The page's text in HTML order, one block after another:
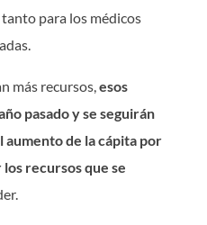
, tanto para los médicos
más recursos, esos
pasado y se seguirán
aumento de la cápita por
recursos que se